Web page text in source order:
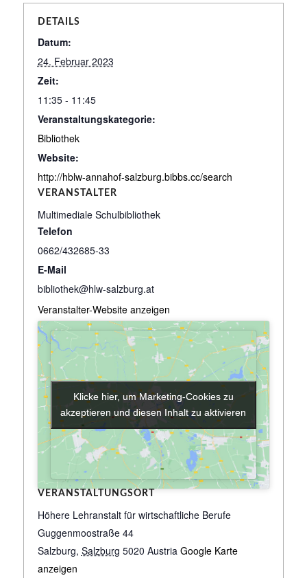
DETAILS
Datum:
24. Februar 2023
Zeit:
11:35 - 11:45
Veranstaltungskategorie:
Bibliothek
Website:
http://hblw-annahof-salzburg.bibbs.cc/search
VERANSTALTER
Multimediale Schulbibliothek
Telefon
0662/432685-33
E-Mail
bibliothek@hlw-salzburg.at
Veranstalter-Website anzeigen
VERANSTALTUNGSORT
Höhere Lehranstalt für wirtschaftliche Berufe
Guggenmoostraße 44
Salzburg, Salzburg 5020 Austria Google Karte
anzeigen
Klicke hier, um Marketing-Cookies zu
akzeptieren und diesen Inhalt zu aktivieren
Klicke hier, um Marketing-Cookies zu
akzeptieren und diesen Inhalt zu aktivieren